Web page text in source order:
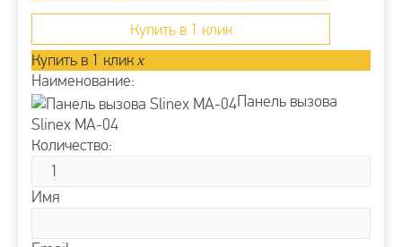
Купить в 1 клик
Купить в 1 клик x
Наименование:
Панель вызова
Slinex MA-04
Количество:
Имя